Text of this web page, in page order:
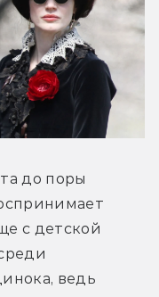
до поры
с детской
ведь